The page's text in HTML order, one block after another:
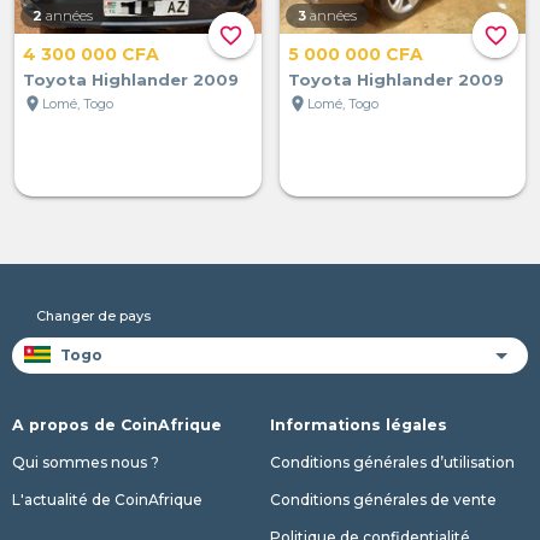
favorite_border
2 années
4 300 000 CFA
Toyota Highlander 2009
location_on Lomé, Togo
favorite_border
3 années
5 000 000 CFA
Toyota Highlander 2009
location_on Lomé, Togo
Changer de pays
A propos de CoinAfrique
Qui sommes nous ?
L'actualité de CoinAfrique
Informations légales
Conditions générales d’utilisation
Conditions générales de vente